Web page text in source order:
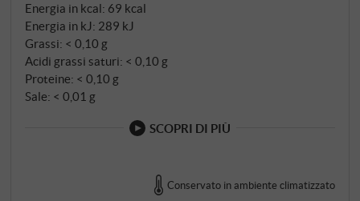
Energia in kcal: 69 kcal
Energia in kJ: 289 kJ
Grassi: < 0,10 g
Acidi grassi saturi: < 0,10 g
Proteine: < 0,10 g
Sale: < 0,01 g
SCOPRI DI PIÙ
Conservato in ambiente climatizzato